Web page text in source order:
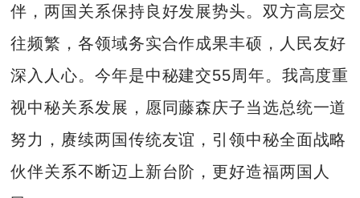
伴，两国关系保持良好发展势头。双方高层交
往频繁，各领域务实合作成果丰硕，人民友好
深入人心。今年是中秘建交55周年。我高度重
视中秘关系发展，愿同藤森庆子当选总统一道
努力，赓续两国传统友谊，引领中秘全面战略
伙伴关系不断迈上新台阶，更好造福两国人